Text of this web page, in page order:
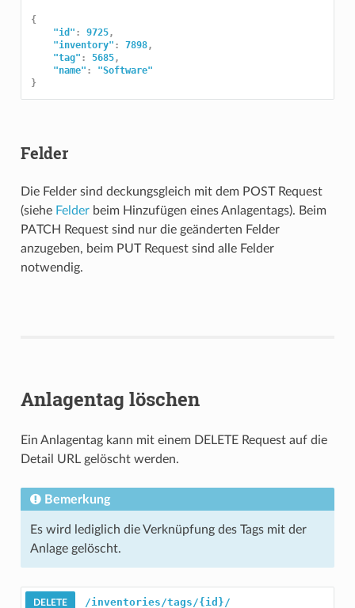
{
"id" : 9725,
"inventory" : 7898,
"tag" : 5685,
"name" :
"Software"
}
Felder
Die Felder sind deckungsgleich mit dem POST Request
(siehe Felderbeim Hinzufügen eines Anlagentags). Beim
PATCH Request sind nur die geänderten Felder
anzugeben, beim PUT Request sind alle Felder
notwendig.
Anlagentag löschen
Ein Anlagentag kann mit einem DELETE Request auf die
Detail URL gelöscht werden.
Bemerkung
Es wird lediglich die Verknüpfung des Tags mit der
Anlage gelöscht.
/inventories/tags/{id}/